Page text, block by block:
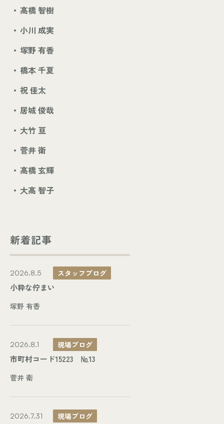
髙橋 智樹
小川 成実
塚野 有香
橋本 千夏
祝 佳太
居城 俊哉
大竹 亘
菅井 衛
髙橋 玄輝
大髙 智子
新着記事
2026.8.5 スタッフブログ
小粋な佇まい
塚野 有香
2026.8.1 現場ブログ
市町村コード15223 №13
菅井 衛
2026.7.31 現場ブログ